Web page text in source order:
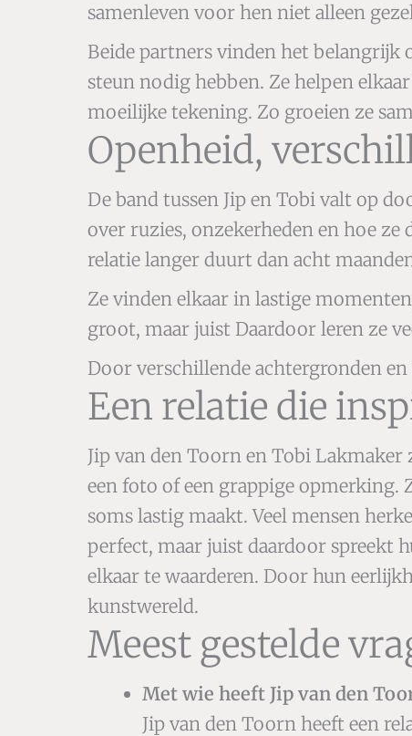
samenleven voor hen niet alleen
Beide partners vinden het belangrijk
steun nodig hebben. Ze helpen
moeilijke tekening. Zo groeien ze
Openheid,
De band tussen Jip en Tobi valt op
over ruzies, onzekerheden en hoe
relatie langer duurt dan acht
Ze vinden elkaar in lastige
groot, maar juist Daardoor leren ze
Door verschillende achtergronden
Een relatie die
Jip van den Toorn en Tobi
een foto of een grappige opmerking.
soms lastig maakt. Veel mensen
perfect, maar juist daardoor spreekt
elkaar te waarderen. Door hun
kunstwereld.
Meest gestelde
Met wie heeft Jip van den
Jip van den Toorn heeft een